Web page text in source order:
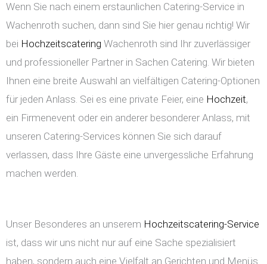
Wenn Sie nach einem erstaunlichen Catering-Service in
Wachenroth suchen, dann sind Sie hier genau richtig! Wir
bei Hochzeitscatering Wachenroth sind Ihr zuverlässiger
und professioneller Partner in Sachen Catering. Wir bieten
Ihnen eine breite Auswahl an vielfältigen Catering-Optionen
für jeden Anlass. Sei es eine private Feier, eine Hochzeit,
ein Firmenevent oder ein anderer besonderer Anlass, mit
unseren Catering-Services können Sie sich darauf
verlassen, dass Ihre Gäste eine unvergessliche Erfahrung
machen werden.
Unser Besonderes an unserem Hochzeitscatering-Service
ist, dass wir uns nicht nur auf eine Sache spezialisiert
haben, sondern auch eine Vielfalt an Gerichten und Menüs